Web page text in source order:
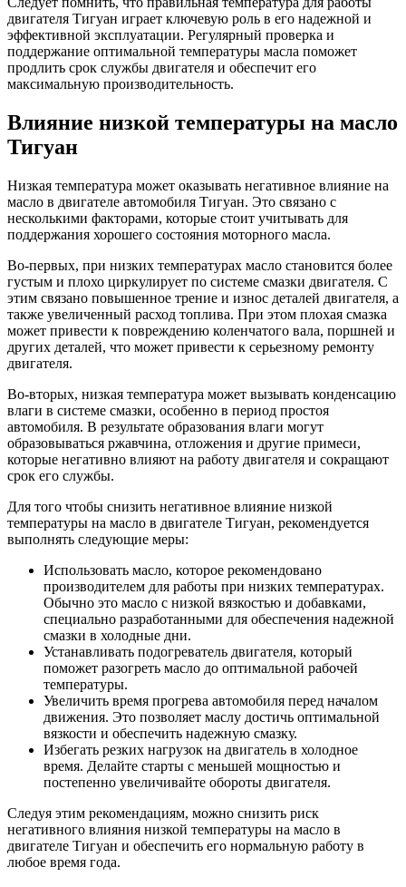
двигателя Тигуан играет ключевую роль в его надежной и
эффективной эксплуатации. Регулярный проверка и
поддержание оптимальной температуры масла поможет
продлить срок службы двигателя и обеспечит его
максимальную производительность.
Влияние низкой температуры на масло
Тигуан
Низкая температура может оказывать негативное влияние на
масло в двигателе автомобиля Тигуан. Это связано с
несколькими факторами, которые стоит учитывать для
поддержания хорошего состояния моторного масла.
Во-первых, при низких температурах масло становится более
густым и плохо циркулирует по системе смазки двигателя. С
этим связано повышенное трение и износ деталей двигателя, а
также увеличенный расход топлива. При этом плохая смазка
может привести к повреждению коленчатого вала, поршней и
других деталей, что может привести к серьезному ремонту
двигателя.
Во-вторых, низкая температура может вызывать конденсацию
влаги в системе смазки, особенно в период простоя
автомобиля. В результате образования влаги могут
образовываться ржавчина, отложения и другие примеси,
которые негативно влияют на работу двигателя и сокращают
срок его службы.
Для того чтобы снизить негативное влияние низкой
температуры на масло в двигателе Тигуан, рекомендуется
выполнять следующие меры:
Использовать масло, которое рекомендовано
производителем для работы при низких температурах.
Обычно это масло с низкой вязкостью и добавками,
специально разработанными для обеспечения надежной
смазки в холодные дни.
Устанавливать подогреватель двигателя, который
поможет разогреть масло до оптимальной рабочей
температуры.
Увеличить время прогрева автомобиля перед началом
движения. Это позволяет маслу достичь оптимальной
вязкости и обеспечить надежную смазку.
Избегать резких нагрузок на двигатель в холодное
время. Делайте старты с меньшей мощностью и
постепенно увеличивайте обороты двигателя.
Следуя этим рекомендациям, можно снизить риск
негативного влияния низкой температуры на масло в
двигателе Тигуан и обеспечить его нормальную работу в
любое время года.